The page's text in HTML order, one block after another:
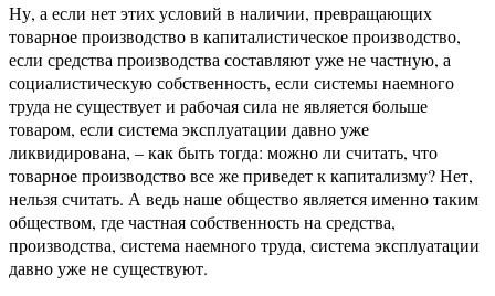
Ну, а если нет этих условий в наличии, превращающих
товарное производство в капиталистическое производство,
если средства производства составляют уже не частную, а
социалистическую собственность, если системы наемного
труда не существует и рабочая сила не является больше
товаром, если система эксплуатации давно уже
ликвидирована, – как быть тогда: можно ли считать, что
товарное производство все же приведет к капитализму? Нет,
нельзя считать. А ведь наше общество является именно таким
обществом, где частная собственность на средства,
производства, система наемного труда, система эксплуатации
давно уже не существуют.